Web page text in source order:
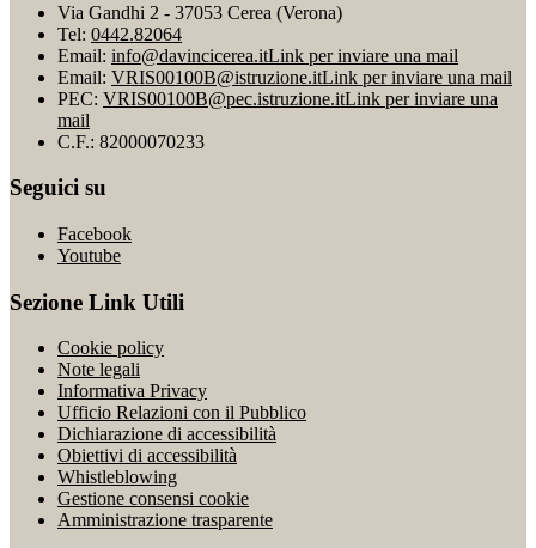
Via Gandhi 2 - 37053 Cerea (Verona)
Tel: 0442.82064
Email: info@davincicerea.itLink per inviare una mail
Email: VRIS00100B@istruzione.itLink per inviare una mail
PEC: VRIS00100B@pec.istruzione.itLink per inviare una
mail
C.F.: 82000070233
Seguici su
Facebook
Youtube
Sezione Link Utili
Cookie policy
Note legali
Informativa Privacy
Ufficio Relazioni con il Pubblico
Dichiarazione di accessibilità
Obiettivi di accessibilità
Whistleblowing
Gestione consensi cookie
Amministrazione trasparente